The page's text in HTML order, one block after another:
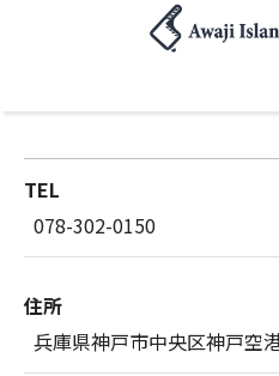
トヨタレンタリー
TEL
078-302-0150
住所
兵庫県神戸市中央区神戸空